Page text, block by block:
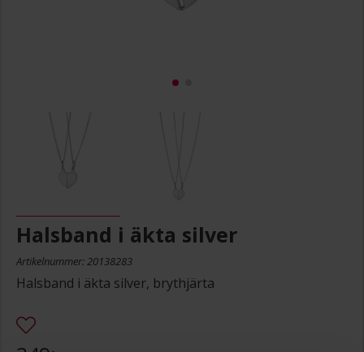
Halsband i äkta silver
Artikelnummer: 20138283
Halsband i äkta silver, brythjärta